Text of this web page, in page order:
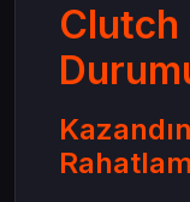
Clutch